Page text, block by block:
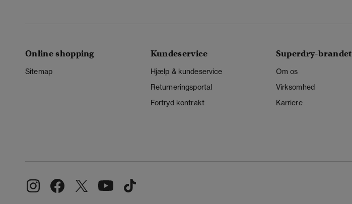
Online shopping
Sitemap
Kundeservice
Hjælp & kundeservice
Returneringsportal
Fortryd kontrakt
Superdry-brandet
Om os
Virksomhed
Karriere